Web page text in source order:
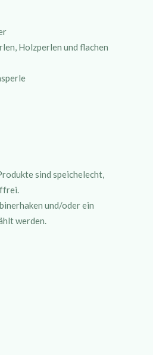
Holzperlen und flachen
sind speichelecht,
und/oder ein
werden.